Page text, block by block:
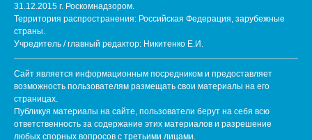
31.12.2015 г. Роскомнадзором.
Территория распространения: Российская Федерация, зарубежные
страны.
Учредитель / главный редактор: Никитенко Е.И.
Сайт является информационным посредником и предоставляет
возможность пользователям размещать свои материалы на его
страницах.
Публикуя материалы на сайте, пользователи берут на себя всю
ответственность за содержание этих материалов и разрешение
любых спорных вопросов с третьими лицами.